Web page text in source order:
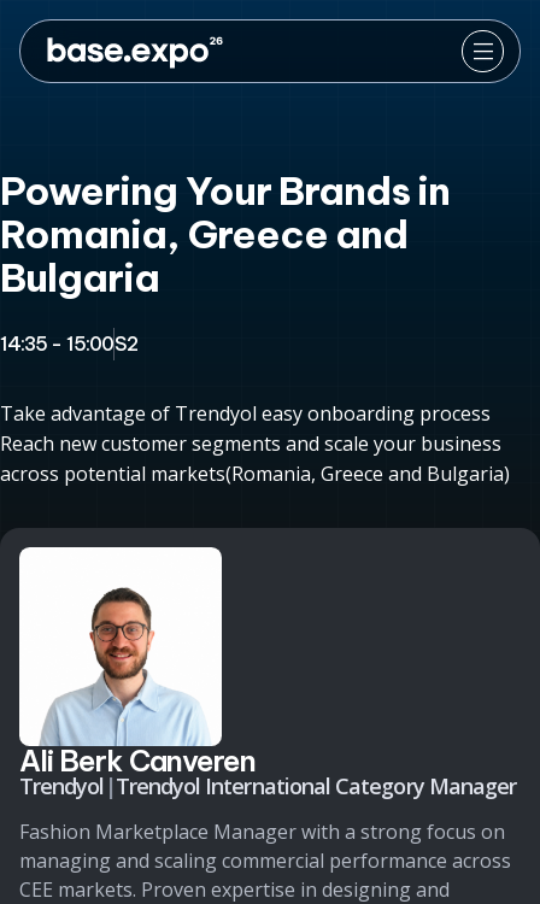
Powering Your Brands in
Romania, Greece and
Bulgaria
14:35 - 15:00S2
Take advantage of Trendyol easy onboarding process
Reach new customer segments and scale your business
across potential markets(Romania, Greece and Bulgaria)
Ali Berk Canveren
Trendyol |Trendyol International Category Manager
Fashion Marketplace Manager with a strong focus on
managing and scaling commercial performance across
CEE markets. Proven expertise in designing and